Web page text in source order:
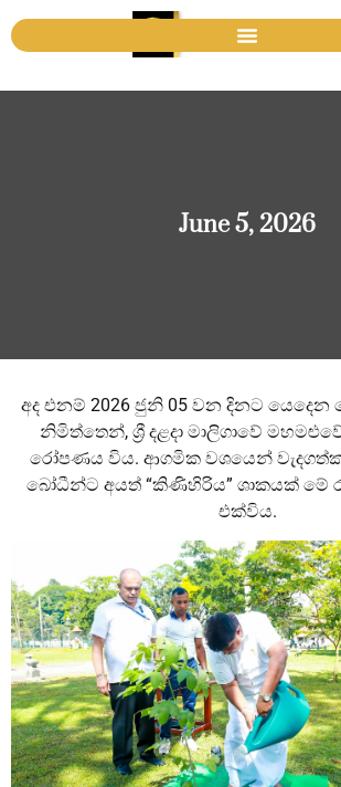
June 5, 2026
අද එනම් 2026 ජුනි 05 වන දිනට
නිමිත්තෙන්, ශ්‍රී දළදා මාලිගාවේ
රෝපණය විය. ආගමික වශයෙන්
බෝධීන්ට අයත් “කිණිහිරිය” ශාකයක් මේ
එක්විය.